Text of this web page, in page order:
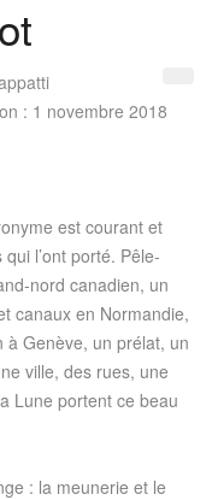
: 1 novembre 2018
est courant et
l’ont porté. Pêle-
nord canadien, un
canaux en Normandie,
à Genève, un prélat, un
ville, des rues, une
Lune portent ce beau
: la meunerie et le